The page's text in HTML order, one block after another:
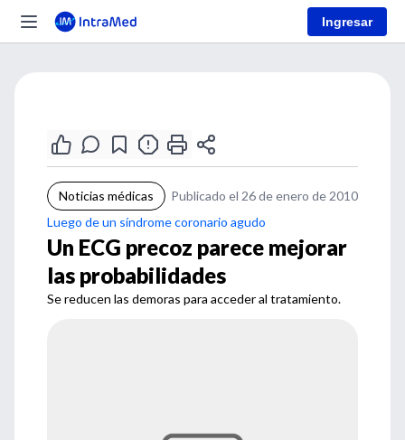
Ingresar
Noticias médicas
Publicado el 26 de enero de 2010
Luego de un síndrome coronario agudo
Un ECG precoz parece mejorar
las probabilidades
Se reducen las demoras para acceder al tratamiento.